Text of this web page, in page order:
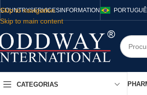
Skip to navigation
Skip to main content
COUNTRYSERVICESINFORMATION
CATEGORIAS